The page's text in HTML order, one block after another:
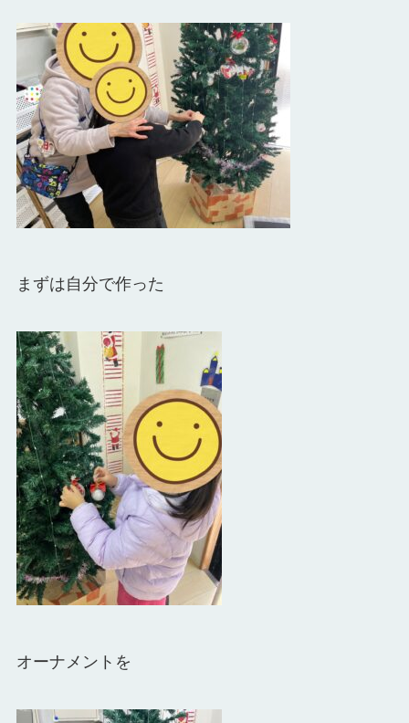
まずは自分で作った
オーナメントを